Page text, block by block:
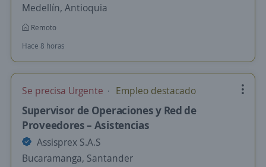
Medellín, Antioquia
Remoto
Hace 8 horas
Se precisa Urgente Empleo destacado
Supervisor de Operaciones y Red de
Proveedores – Asistencias
Assisprex S.A.S
Bucaramanga, Santander